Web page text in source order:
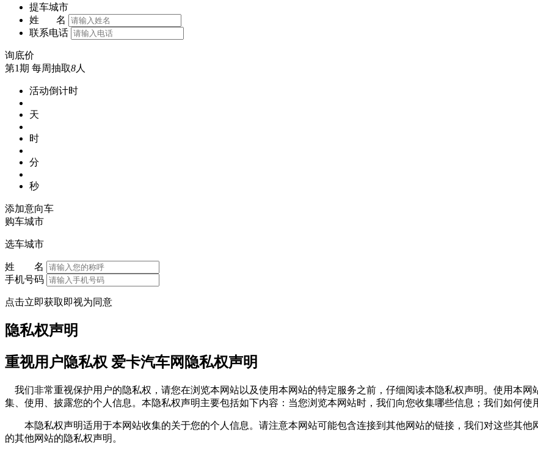
提车城市
姓 名
联系电话
询底价
第1期 每周抽取8人
活动倒计时
天
时
分
秒
添加意向车
购车城市
选车城市
姓 名
手机号码
点击立即获取即视为同意
隐私权声明
重视用户隐私权 爱卡汽车网隐私权声明
我们非常重视保护用户的隐私权，请您在浏览本网站以及使用本网站的特定服务之前，仔细阅读本隐私权声明。使用本
集、使用、披露您的个人信息。本隐私权声明主要包括如下内容：当您浏览本网站时，我们向您收集哪些信息；我们如何使
本隐私权声明适用于本网站收集的关于您的个人信息。请注意本网站可能包含连接到其他网站的链接，我们对这些其他
的其他网站的隐私权声明。